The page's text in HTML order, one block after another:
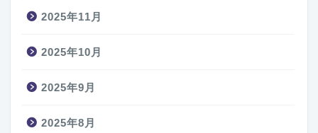
2025年11月
2025年10月
2025年9月
2025年8月